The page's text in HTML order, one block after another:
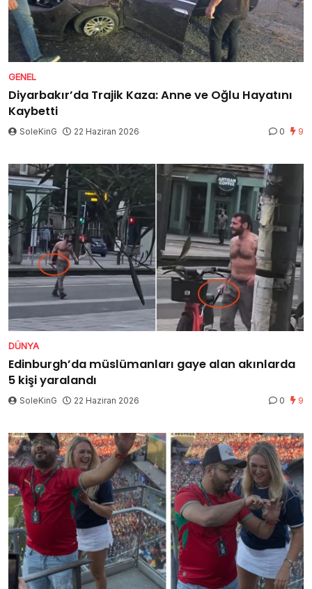
GENEL
Diyarbakır’da Trajik Kaza: Anne ve Oğlu Hayatını
Kaybetti
SoleKinG 22 Haziran 2026 0 9
DÜNYA
Edinburgh’da müslümanları gaye alan akınlarda
5 kişi yaralandı
SoleKinG 22 Haziran 2026 0 9